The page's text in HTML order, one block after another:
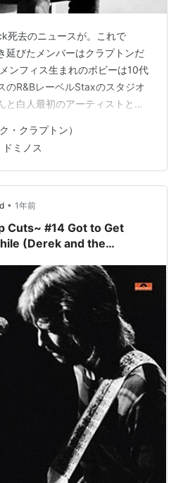
死去のニュースが。これで
延びたメンバーはクラプトンだ
ンフィス生まれのボビーは10代
のR&BレーベルStaxのスタジオ
と白人最初のアーティストとし
Cropperを導師と呼ぶ関係で
グル盤を出しました。And I
いわゆるBlue-eyed soulと言え
ます。 youtu.be 彼のその後の…
・クラプトン）
ミノス
• 1年前
Cuts~ #14 Got to Get
(Derek and the